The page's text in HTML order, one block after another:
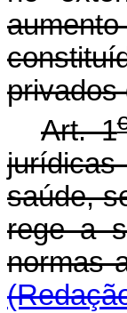
privados
Art. 1
saúde,
rege a
normas